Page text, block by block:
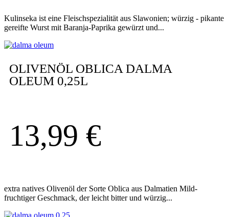
Kulinseka ist eine Fleischspezialität aus Slawonien; würzig - pikante
gereifte Wurst mit Baranja-Paprika gewürzt und...
OLIVENÖL OBLICA DALMA
OLEUM 0,25L
13,99 €
extra natives Olivenöl der Sorte Oblica aus Dalmatien Mild-
fruchtiger Geschmack, der leicht bitter und würzig...